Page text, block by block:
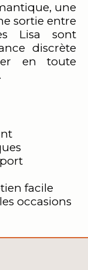
une
sortie entre
Lisa sont
discrète
en toute
facile
occasions